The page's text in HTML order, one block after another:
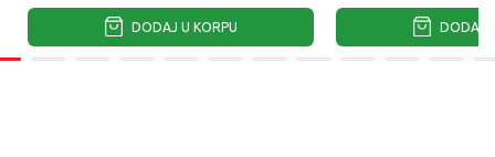
DODAJ U KORPU DODAJ